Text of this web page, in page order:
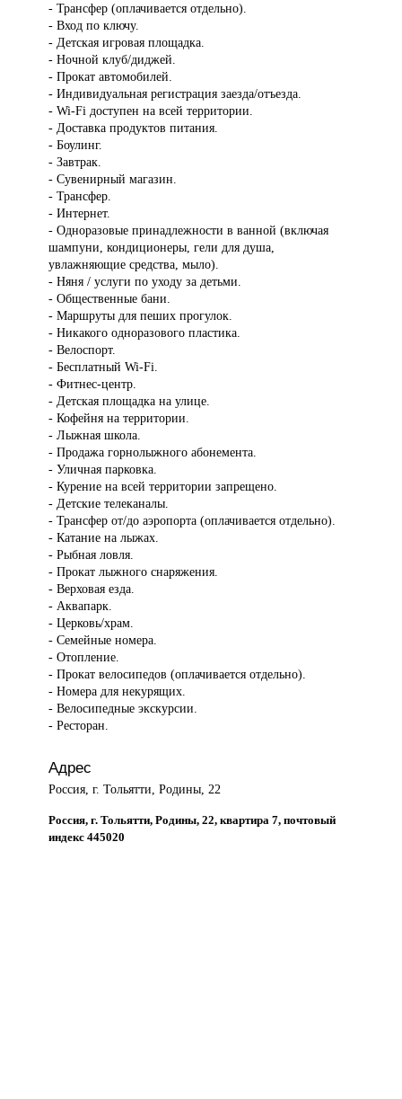
- Трансфер (оплачивается отдельно).
- Вход по ключу.
- Детская игровая площадка.
- Ночной клуб/диджей.
- Прокат автомобилей.
- Индивидуальная регистрация заезда/отъезда.
- Wi-Fi доступен на всей территории.
- Доставка продуктов питания.
- Боулинг.
- Завтрак.
- Сувенирный магазин.
- Трансфер.
- Интернет.
- Одноразовые принадлежности в ванной (включая
шампуни, кондиционеры, гели для душа,
увлажняющие средства, мыло).
- Няня / услуги по уходу за детьми.
- Общественные бани.
- Маршруты для пеших прогулок.
- Никакого одноразового пластика.
- Велоспорт.
- Бесплатный Wi-Fi.
- Фитнес-центр.
- Детская площадка на улице.
- Кофейня на территории.
- Лыжная школа.
- Продажа горнолыжного абонемента.
- Уличная парковка.
- Курение на всей территории запрещено.
- Детские телеканалы.
- Трансфер от/до аэропорта (оплачивается отдельно).
- Катание на лыжах.
- Рыбная ловля.
- Прокат лыжного снаряжения.
- Верховая езда.
- Аквапарк.
- Церковь/храм.
- Семейные номера.
- Отопление.
- Прокат велосипедов (оплачивается отдельно).
- Номера для некурящих.
- Велосипедные экскурсии.
- Ресторан.
Адрес
Россия, г. Тольятти, Родины, 22
Россия, г. Тольятти, Родины, 22, квартира 7, почтовый
индекс 445020